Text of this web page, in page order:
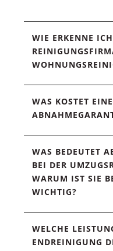
WIE ERKENNE
WAS KOSTET
WAS BEDEUTET
BEI DER
WARUM IST SIE
WICHTIG?
WELCHE
ENDREINIGUNG